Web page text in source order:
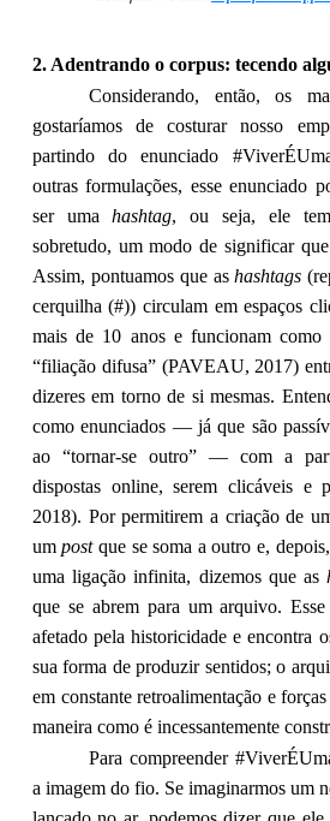
2. Adentrando o corpus: tecendo
Considerando, então, os
gostaríamos de costurar nosso
partindo do enunciado
outras formulações, esse enunciado
ser umahashtag, ou seja, ele
sobretudo, um modo de significar
Assim, pontuamos que ashashtags
cerquilha (#)) circulam em espaços
mais de 10 anos e funcionam
“filiação difusa” (PAVEAU, 2017)
dizeres em torno de si mesmas.
como enunciados — já que são
ao “tornar-se outro” — com a
dispostas online, serem clicáveis e
2018). Por permitirem a criação de
umpostque se soma a outro e,
uma ligação infinita, dizemos que as
que se abrem para um arquivo.
afetado pela historicidade e encontra
sua forma de produzir sentidos; o
em constante retroalimentação e
maneira como é incessantemente
Para compreender
a imagem do fio. Se imaginarmos um